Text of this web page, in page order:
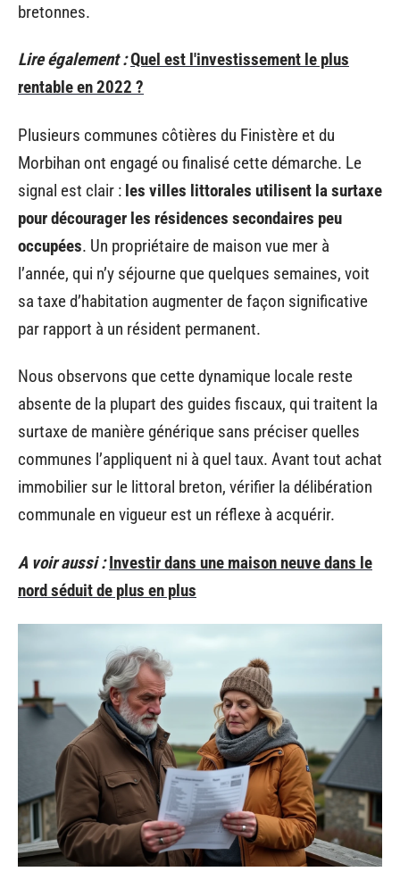
bretonnes.
Lire également :Quel est l'investissement le plus
rentable en 2022 ?
Plusieurs communes côtières du Finistère et du
Morbihan ont engagé ou finalisé cette démarche. Le
signal est clair : les villes littorales utilisent la surtaxe
pour décourager les résidences secondaires peu
occupées. Un propriétaire de maison vue mer à
l’année, qui n’y séjourne que quelques semaines, voit
sa taxe d’habitation augmenter de façon significative
par rapport à un résident permanent.
Nous observons que cette dynamique locale reste
absente de la plupart des guides fiscaux, qui traitent la
surtaxe de manière générique sans préciser quelles
communes l’appliquent ni à quel taux. Avant tout achat
immobilier sur le littoral breton, vérifier la délibération
communale en vigueur est un réflexe à acquérir.
A voir aussi : Investir dans une maison neuve dans le
nord séduit de plus en plus